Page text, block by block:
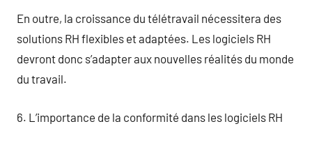
En outre, la croissance du télétravail nécessitera des
solutions RH flexibles et adaptées. Les logiciels RH
devront donc s’adapter aux nouvelles réalités du monde
du travail.
6. L’importance de la conformité dans les logiciels RH